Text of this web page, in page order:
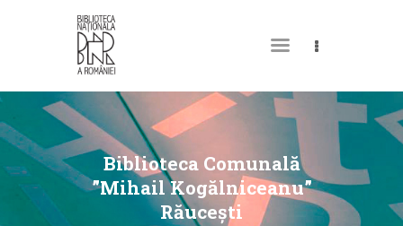
Biblioteca Comunală
”Mihail Kogălniceanu”
Răuceşti
DESPRE NOI
PERMISUL MEU DE
BIBLIOTECĂ
CATALOAGE ȘI